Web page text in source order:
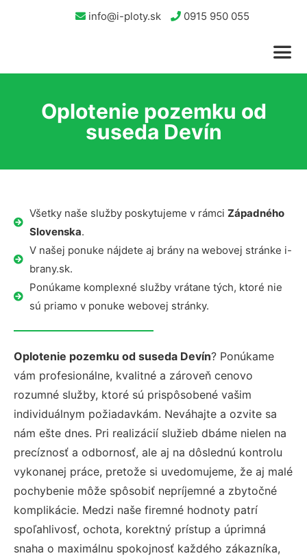
info@i-ploty.sk 0915 950 055
Oplotenie pozemku od
suseda Devín
Všetky naše služby poskytujeme v rámci Západného
Slovenska.
V našej ponuke nájdete aj brány na webovej stránke i-
brany.sk.
Ponúkame komplexné služby vrátane tých, ktoré nie
sú priamo v ponuke webovej stránky.
Oplotenie pozemku od suseda Devín? Ponúkame
vám profesionálne, kvalitné a zároveň cenovo
rozumné služby, ktoré sú prispôsobené vašim
individuálnym požiadavkám. Neváhajte a ozvite sa
nám ešte dnes. Pri realizácií služieb dbáme nielen na
precíznosť a odbornosť, ale aj na dôslednú kontrolu
vykonanej práce, pretože si uvedomujeme, že aj malé
pochybenie môže spôsobiť nepríjemné a zbytočné
komplikácie. Medzi naše firemné hodnoty patrí
spoľahlivosť, ochota, korektný prístup a úprimná
snaha o maximálnu spokojnosť každého zákazníka,